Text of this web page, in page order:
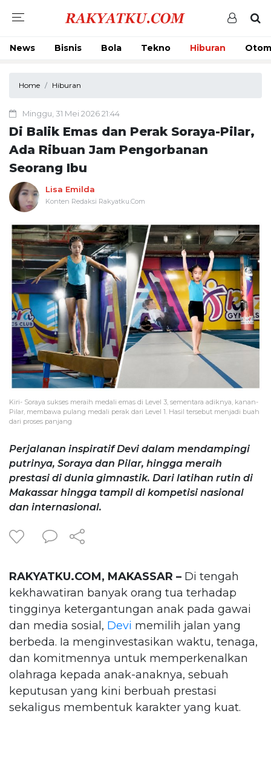
News Bisnis Bola Tekno Hiburan
Home Hiburan
Minggu, 31 Mei 2026 21:44
Di Balik Emas dan Perak Soraya-Pilar,
Ada Ribuan Jam Pengorbanan
Seorang Ibu
Lisa Emilda
Konten Redaksi Rakyatku.Com
Kiri- Soraya sukses meraih medali emas di Level 3, sementara adiknya, kanan-
Pilar, membawa pulang medali perak dari Level 1. Hasil tersebut menjadi buah
dari proses panjang
Perjalanan inspiratif Devi dalam mendampingi
putrinya, Soraya dan Pilar, hingga meraih
prestasi di dunia gimnastik. Dari latihan rutin di
Makassar hingga tampil di kompetisi nasional
dan internasional.
RAKYATKU.COM, MAKASSAR – Di tengah
kekhawatiran banyak orang tua terhadap
tingginya ketergantungan anak pada gawai
dan media sosial, Devi memilih jalan yang
berbeda. Ia menginvestasikan waktu, tenaga,
dan komitmennya untuk memperkenalkan
olahraga kepada anak-anaknya, sebuah
keputusan yang kini berbuah prestasi
sekaligus membentuk karakter yang kuat.